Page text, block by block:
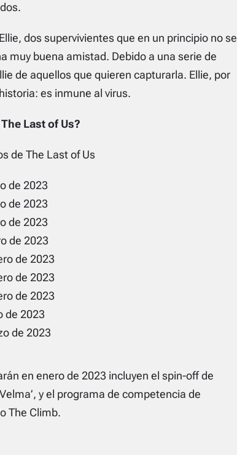
dos supervivientes que en un principio no se
muy buena amistad. Debido a una serie de
de aquellos que quieren capturarla. Ellie, por
es inmune al virus.
Last of Us?
de The Last of Us
de 2023
de 2023
de 2023
de 2023
de 2023
de 2023
de 2023
de 2023
de 2023
en enero de 2023 incluyen el spin-off de
y ​​el programa de competencia de
The Climb.